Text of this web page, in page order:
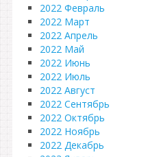
2022 Февраль
2022 Март
2022 Апрель
2022 Май
2022 Июнь
2022 Июль
2022 Август
2022 Сентябрь
2022 Октябрь
2022 Ноябрь
2022 Декабрь